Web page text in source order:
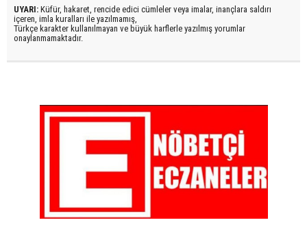
UYARI: Küfür, hakaret, rencide edici cümleler veya imalar, inançlara saldırı
içeren, imla kuralları ile yazılmamış,
Türkçe karakter kullanılmayan ve büyük harflerle yazılmış yorumlar
onaylanmamaktadır.